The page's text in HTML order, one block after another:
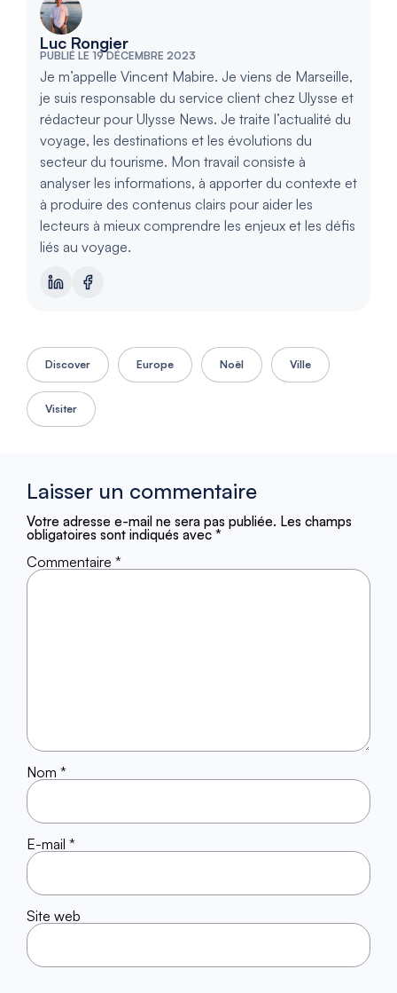
Luc Rongier
PUBLIÉ LE 19 DÉCEMBRE 2023
Je m’appelle Vincent Mabire. Je viens de Marseille,
je suis responsable du service client chez Ulysse et
rédacteur pour Ulysse News. Je traite l’actualité du
voyage, les destinations et les évolutions du
secteur du tourisme. Mon travail consiste à
analyser les informations, à apporter du contexte et
à produire des contenus clairs pour aider les
lecteurs à mieux comprendre les enjeux et les défis
liés au voyage.
Discover Europe Noël Ville
Visiter
Laisser un commentaire
Votre adresse e-mail ne sera pas publiée. Les champs
obligatoires sont indiqués avec *
Commentaire *
Nom *
E-mail *
Site web